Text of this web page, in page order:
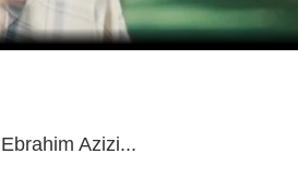
Azizi...